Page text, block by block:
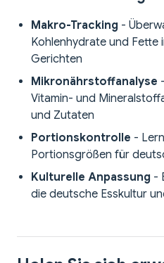
Makro-Tracking -
Kohlenhydrate und Fette
Gerichten
Mikronährstoffanalyse
Vitamin- und
und Zutaten
Portionskontrolle -
Portionsgrößen für
Kulturelle Anpassung -
die deutsche Esskultur